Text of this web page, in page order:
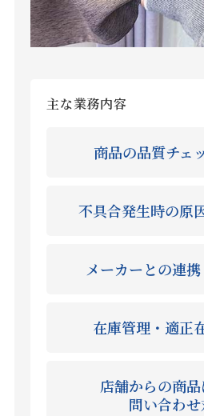
主な業務内容
商品の品質チェ
不具合発生時の原
メーカーとの連
在庫管理・適正
店舗からの商
問い合わ